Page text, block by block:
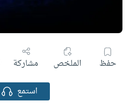
حفظ الملخص مشاركة
استمع